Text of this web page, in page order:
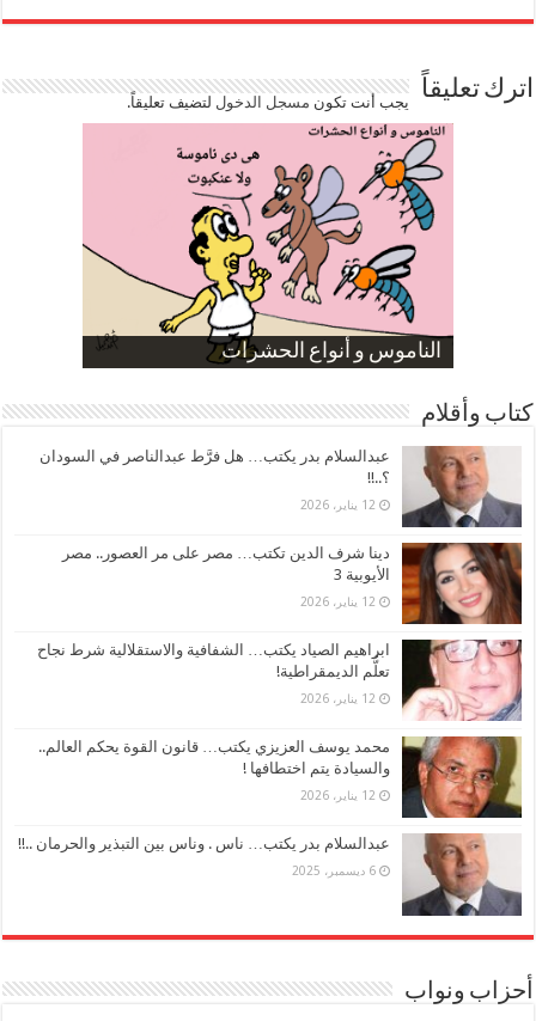
اترك تعليقاً يجب أنت تكون مسجل الدخوللتضيف تعليقاً.
الناموس و أنواع الحشرات
الموظفين بعد ارتفاع الأسعار
ارتفاع نسبة الطلاق في مصر
صورة كاركاتيرية
صورة كاركاتيرية
كتاب وأقلام
عبدالسلام بدر يكتب… هل فرَّط عبدالناصر في السودان
؟..!!
12 يناير، 2026
دينا شرف الدين تكتب… مصر على مر العصور.. مصر
الأيوبية 3
12 يناير، 2026
ابراهيم الصياد يكتب… الشفافية والاستقلالية شرط نجاح
تعلُّم الديمقراطية!
12 يناير، 2026
محمد يوسف العزيزي يكتب… قانون القوة يحكم العالم..
والسيادة يتم اختطافها !
12 يناير، 2026
عبدالسلام بدر يكتب… ناس . وناس بين التبذير والحرمان ..!!
6 ديسمبر، 2025
أحزاب ونواب